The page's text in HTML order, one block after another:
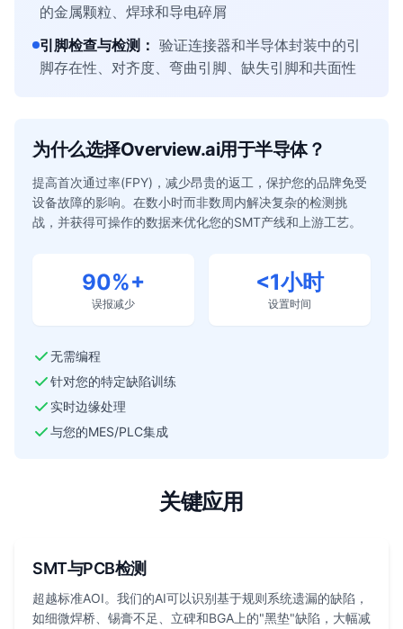
的金属颗粒、焊球和导电碎屑
引脚检查与检测 ： 验证连接器和半导体封装中的引
脚存在性、对齐度、弯曲引脚、缺失引脚和共面性
为什么选择Overview.ai用于半导体？
提高首次通过率(FPY)，减少昂贵的返工，保护您的品牌免受
设备故障的影响。在数小时而非数周内解决复杂的检测挑
战，并获得可操作的数据来优化您的SMT产线和上游工艺。
90%+
误报减少
<1小时
设置时间
无需编程
针对您的特定缺陷训练
实时边缘处理
与您的MES/PLC集成
关键应用
SMT与PCB检测
超越标准AOI。我们的AI可以识别基于规则系统遗漏的缺陷，
如细微焊桥、锡膏不足、立碑和BGA上的"黑垫"缺陷，大幅减